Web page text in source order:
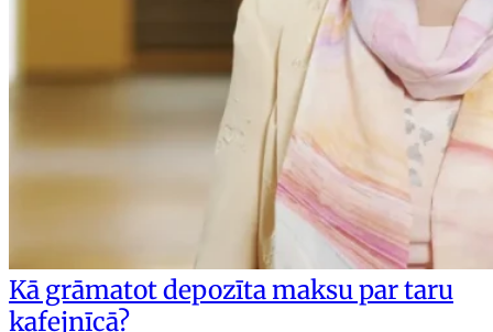
Kā grāmatot depozīta maksu par taru
kafejnīcā?